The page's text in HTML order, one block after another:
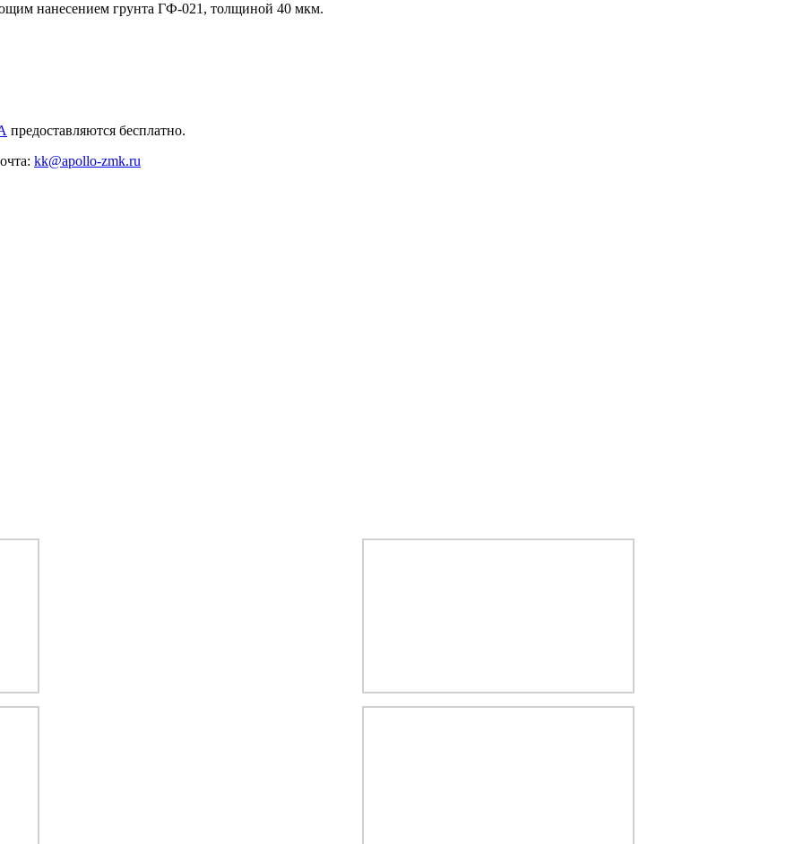
нанесением грунта ГФ-021, толщиной 40 мкм.
предоставляются бесплатно.
kk@apollo-zmk.ru